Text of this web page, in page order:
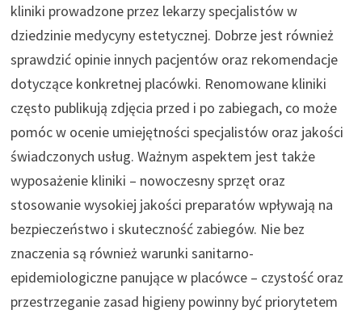
kliniki prowadzone przez lekarzy specjalistów w
dziedzinie medycyny estetycznej. Dobrze jest również
sprawdzić opinie innych pacjentów oraz rekomendacje
dotyczące konkretnej placówki. Renomowane kliniki
często publikują zdjęcia przed i po zabiegach, co może
pomóc w ocenie umiejętności specjalistów oraz jakości
świadczonych usług. Ważnym aspektem jest także
wyposażenie kliniki – nowoczesny sprzęt oraz
stosowanie wysokiej jakości preparatów wpływają na
bezpieczeństwo i skuteczność zabiegów. Nie bez
znaczenia są również warunki sanitarno-
epidemiologiczne panujące w placówce – czystość oraz
przestrzeganie zasad higieny powinny być priorytetem